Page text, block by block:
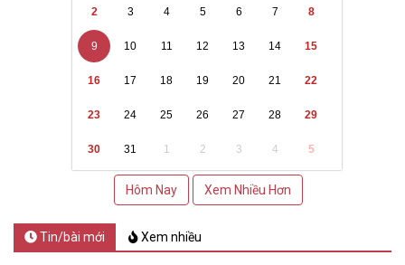
2 3 4 5 6 7 8
9 10 11 12 13 14 15
16 17 18 19 20 21 22
23 24 25 26 27 28 29
30 31 1 2 3 4 5
Hôm Nay Xem Nhiều Hơn
Tin/bài mới Xem nhiều